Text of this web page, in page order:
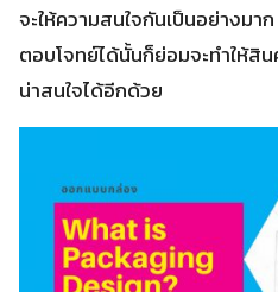
จะให้ความสนใจกันเป็นอย่างมา
ตอบโจทย์ได้นั้นก็ย่อมจะทำให้สิ
น่าสนใจได้อีกด้วย